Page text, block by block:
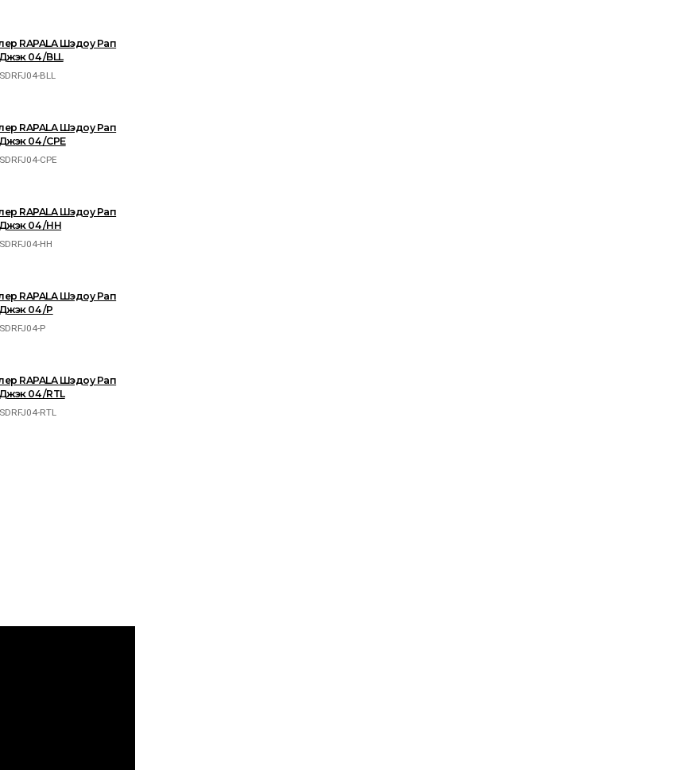
RAPALA Шэдоу Рап
04 /BLL
SDRFJ04-BLL
RAPALA Шэдоу Рап
04 /CPE
SDRFJ04-CPE
RAPALA Шэдоу Рап
04 /HH
SDRFJ04-HH
RAPALA Шэдоу Рап
04 /P
SDRFJ04-P
RAPALA Шэдоу Рап
04 /RTL
SDRFJ04-RTL